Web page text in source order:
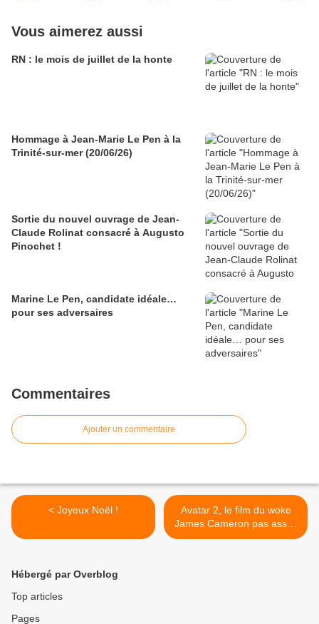
Vous aimerez aussi
RN : le mois de juillet de la honte
Hommage à Jean-Marie Le Pen à la
Trinité-sur-mer (20/06/26)
Sortie du nouvel ouvrage de Jean-
Claude Rolinat consacré à Augusto
Pinochet !
Marine Le Pen, candidate idéale…
pour ses adversaires
Commentaires
Ajouter un commentaire
< Joyeux Noël !
Avatar 2, le film du woke
James Cameron pas assez
woke selon les wokes >
Hébergé par Overblog
Top articles
Pages